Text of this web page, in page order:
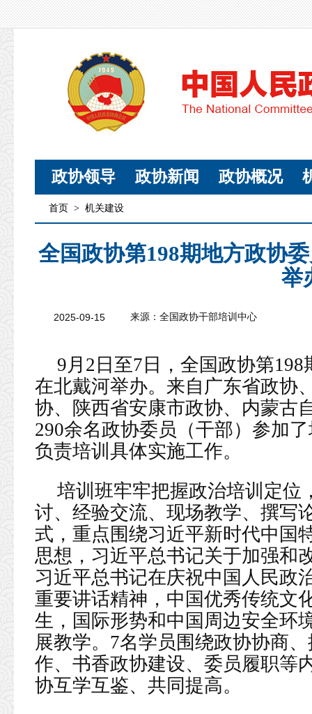
政协领导 政协新闻 政协概况
首页 > 机关建设
全国政协第198期地方政协
举
2025-09-15 来源：全国政协干部培训中心
9月2日至7日，全国政协第
在北戴河举办。来自广东省政协
协、陕西省安康市政协、内蒙古
290余名政协委员（干部）参加
负责培训具体实施工作。
培训班牢牢把握政治培训定位
讨、经验交流、现场教学、撰写
式，重点围绕习近平新时代中国
思想，习近平总书记关于加强和
习近平总书记在庆祝中国人民政
重要讲话精神，中国优秀传统文
生，国际形势和中国周边安全环
展教学。7名学员围绕政协协商
作、书香政协建设、委员履职等
协互学互鉴、共同提高。